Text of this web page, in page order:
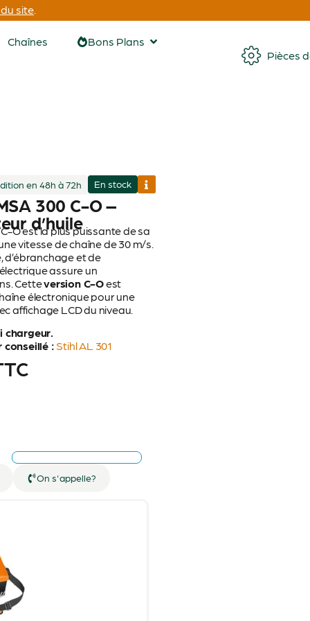
site.
Chaînes
Bons Plans
Pièces
En stock
en 48h à 72h
300 C-O –
d’huile
O est la plus puissante de sa
vitesse de chaîne de 30 m/s.
d’ébranchage et de
assure un
Cetteversion C-Oest
électronique pour une
affichage LCD du niveau.
chargeur.
conseillé : Stihl AL 301
On s'appelle?